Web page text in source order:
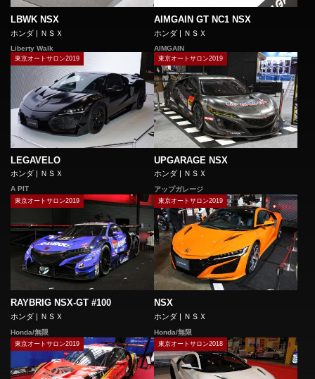
LBWK NSX
ホンダ | ＮＳＸ
Liberty Walk
AIMGAIN GT NC1 NSX
ホンダ | ＮＳＸ
AIMGAIN
東京オートサロン2019
LEGAVELO
ホンダ | ＮＳＸ
A PIT
東京オートサロン2019
UPGARAGE NSX
ホンダ | ＮＳＸ
アップガレージ
東京オートサロン2019
RAYBRIG NSX-GT #100
ホンダ | ＮＳＸ
Honda/無限
東京オートサロン2019
NSX
ホンダ | ＮＳＸ
Honda/無限
東京オートサロン2019 東京オートサロン2018